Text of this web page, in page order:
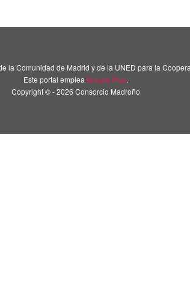
la Comunidad de Madrid y de la UNED para la
Este portal emplea Brújula Plus.
Copyright © - 2026 Consorcio Madroño